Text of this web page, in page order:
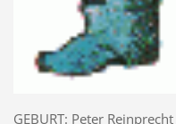
GEBURT: Peter Reinprecht